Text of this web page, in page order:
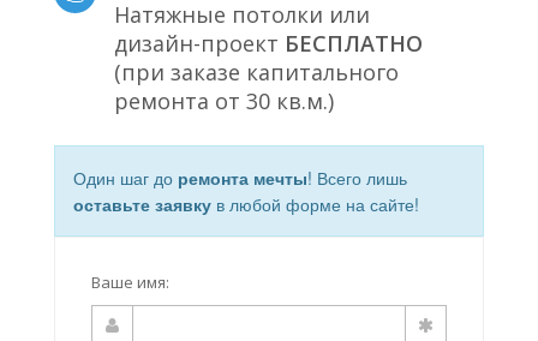
Натяжные потолки или
дизайн-проект БЕСПЛАТНО
(при заказе капитального
ремонта от 30 кв.м.)
Один шаг до ремонта мечты! Всего лишь
оставьте заявку в любой форме на сайте!
Ваше имя: